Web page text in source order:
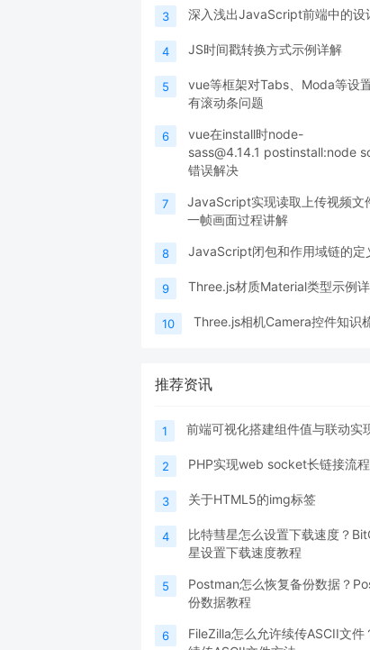
3 深入浅出JavaScript前端中的设
4 JS时间戳转换方式示例详解
5
vue等框架对Tabs、Moda等设
有滚动条问题
6
vue在install时node-
sass@4.14.1 postinstall:node
错误解决
7
JavaScript实现读取上传视频文
一帧画面过程讲解
8 JavaScript闭包和作用域链的定
9 Three.js材质Material类型示例
10 Three.js相机Camera控件知识
推荐资讯
1 前端可视化搭建组件值与联动实
2 PHP实现web socket长链接流
3 关于HTML5的img标签
4
比特彗星怎么设置下载速度？
星设置下载速度教程
5
Postman怎么恢复备份数据？
份数据教程
6
FileZilla怎么允许续传ASCII文件